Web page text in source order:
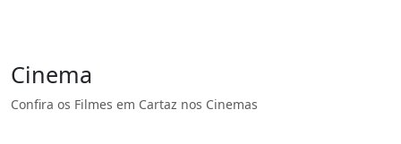
Cinema
Confira os Filmes em Cartaz nos Cinemas